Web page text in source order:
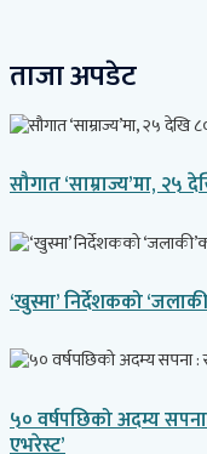
ताजा अपडेट
सौगात ‘साम्राज्य’मा, २५
‘खुस्मा’ निर्देशकको
५० वर्षपछिको अदम्य सपना
एभरेस्ट’